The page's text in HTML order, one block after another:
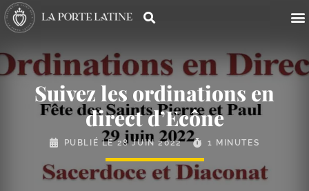
Suivez les ordinations en
direct d’Ecône
PUBLIÉ LE28 JUIN 2022 1 MINUTES